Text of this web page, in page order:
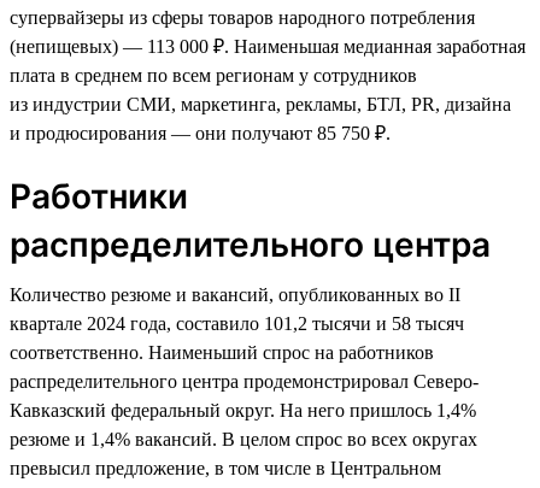
супервайзеры из сферы товаров народного потребления
(непищевых) — 113 000 ₽. Наименьшая медианная заработная
плата в среднем по всем регионам у сотрудников
из индустрии СМИ, маркетинга, рекламы, БТЛ, PR, дизайна
и продюсирования — они получают 85 750 ₽.
Работники
распределительного центра
Количество резюме и вакансий, опубликованных во II
квартале 2024 года, составило 101,2 тысячи и 58 тысяч
соответственно. Наименьший спрос на работников
распределительного центра продемонстрировал Северо-
Кавказский федеральный округ. На него пришлось 1,4%
резюме и 1,4% вакансий. В целом спрос во всех округах
превысил предложение, в том числе в Центральном